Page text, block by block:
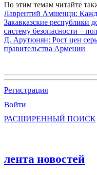
По этим темам читайте
Лаврентий Амшенци:
Закавказские республики
систему безопасности –
Д. Арутюнян: Рост цен
правительства Армении
Регистрация
Войти
РАСШИРЕННЫЙ ПОИСК
лента новостей